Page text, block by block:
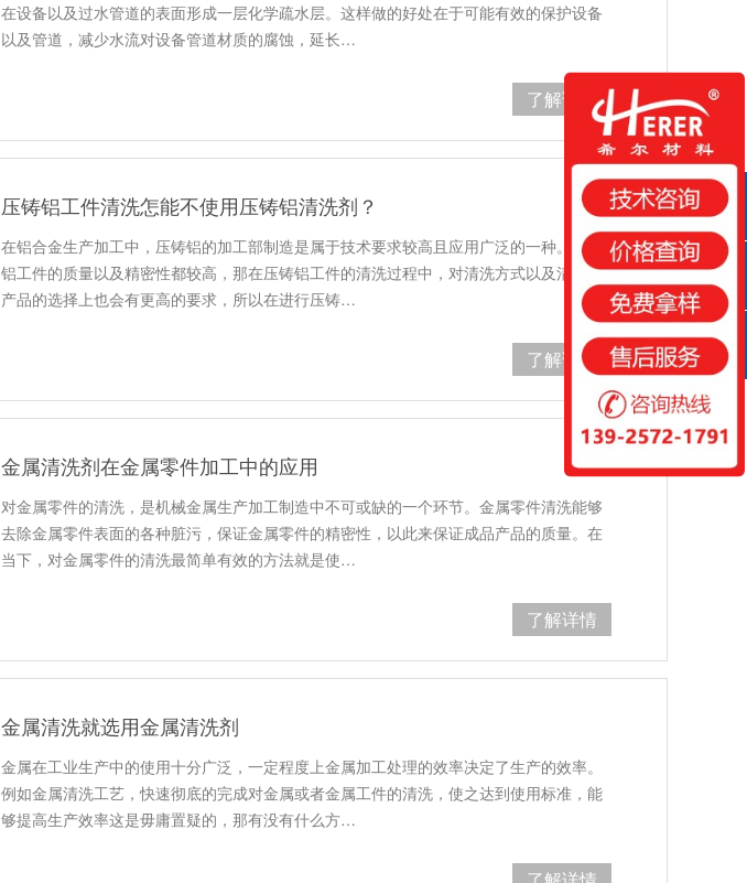
在设备以及过水管道的表面形成一层化学疏水层。这样做的好处在于可能有效的保护设备
以及管道，减少水流对设备管道材质的腐蚀，延长…
了解详情
压铸铝工件清洗怎能不使用压铸铝清洗剂？
在铝合金生产加工中，压铸铝的加工部制造是属于技术要求较高且应用广泛的一种。压铸
铝工件的质量以及精密性都较高，那在压铸铝工件的清洗过程中，对清洗方式以及清洗剂
产品的选择上也会有更高的要求，所以在进行压铸…
了解详情
金属清洗剂在金属零件加工中的应用
对金属零件的清洗，是机械金属生产加工制造中不可或缺的一个环节。金属零件清洗能够
去除金属零件表面的各种脏污，保证金属零件的精密性，以此来保证成品产品的质量。在
当下，对金属零件的清洗最简单有效的方法就是使…
了解详情
金属清洗就选用金属清洗剂
金属在工业生产中的使用十分广泛，一定程度上金属加工处理的效率决定了生产的效率。
例如金属清洗工艺，快速彻底的完成对金属或者金属工件的清洗，使之达到使用标准，能
够提高生产效率这是毋庸置疑的，那有没有什么方…
QQ咨询
咨询热线
扫一扫